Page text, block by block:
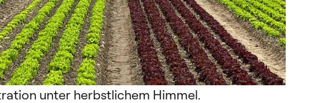
unter herbstlichem Himmel.